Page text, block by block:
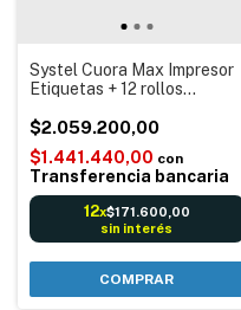
Systel Cuora Max Impresor
Etiquetas + 12 rollos
Balanza Digital electrónica
Código barras Reportes
$2.059.200,00
$1.441.440,00 con
Transferencia bancaria
12x$171.600,00
sin interés
COMPRAR